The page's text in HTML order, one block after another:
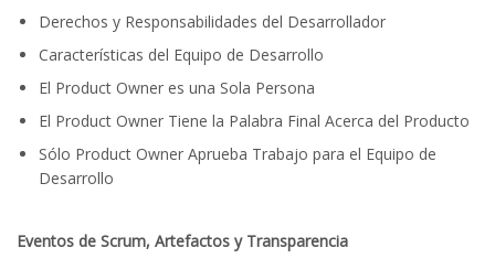
Derechos y Responsabilidades del Desarrollador
Características del Equipo de Desarrollo
El Product Owner es una Sola Persona
El Product Owner Tiene la Palabra Final Acerca del Producto
Sólo Product Owner Aprueba Trabajo para el Equipo de
Desarrollo
Eventos de Scrum, Artefactos y Transparencia